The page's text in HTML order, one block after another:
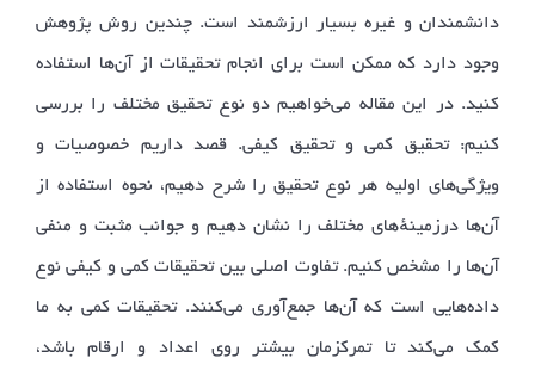
دانشمندان و غیره بسیار ارزشمند است. چندین روش پژوهش
وجود دارد که ممکن است برای انجام تحقیقات از آن‌ها استفاده
کنید. در این مقاله می‌خواهیم دو نوع تحقیق مختلف را بررسی
کنیم: تحقیق کمی و تحقیق کیفی. قصد داریم خصوصیات و
ویژگی‌های اولیه هر نوع تحقیق را شرح دهیم، نحوه استفاده از
آن‌ها درزمینهٔ‌های مختلف را نشان دهیم و جوانب مثبت و منفی
آن‌ها را مشخص کنیم. تفاوت اصلی بین تحقیقات کمی و کیفی نوع
داده‌هایی است که آن‌ها جمع‌آوری می‌کنند. تحقیقات کمی به ما
کمک می‌کند تا تمرکزمان بیشتر روی اعداد و ارقام باشد،